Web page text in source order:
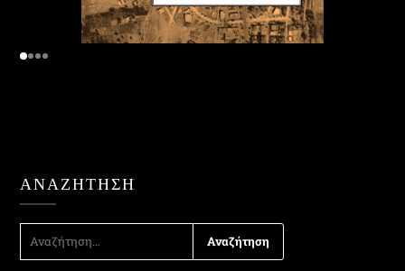
ΑΝΑΖΉΤΗΣΗ
ΑΝΑΖΉΤΗΣΗ